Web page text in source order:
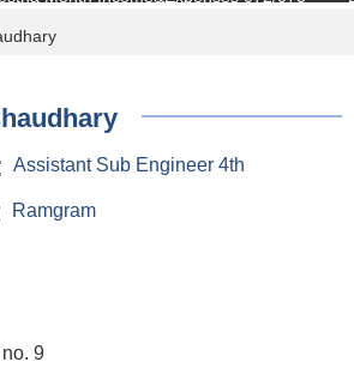
Assistant Sub Engineer 4th
Ramgram
9